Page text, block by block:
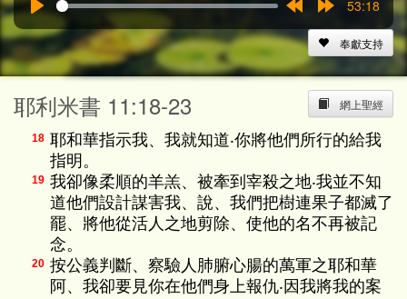
15s
15s
53:18
奉獻支持
網上聖經
耶利米書 11:18-23
18 耶和華指示我、我就知道‧你將他們所行的給我
指明。
19 我卻像柔順的羊羔、被牽到宰殺之地‧我並不知
道他們設計謀害我、說、我們把樹連果子都滅了
罷、將他從活人之地剪除、使他的名不再被記
念。
20 按公義判斷、察驗人肺腑心腸的萬軍之耶和華
阿、我卻要見你在他們身上報仇‧因我將我的案